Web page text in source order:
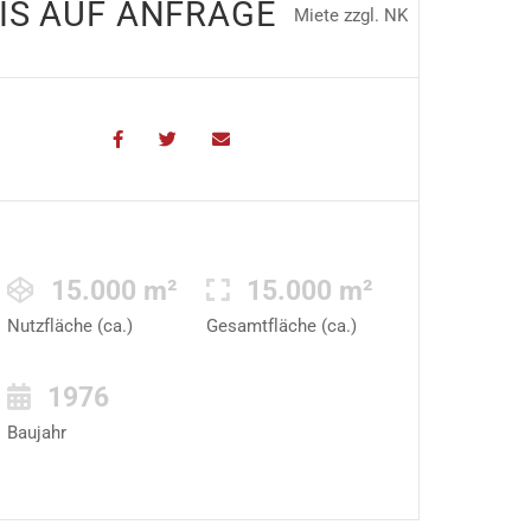
AUF ANFRAGE Miete zzgl. NK
15.000 m²
Nutzfläche (ca.)
15.000 m²
Gesamtfläche (ca.)
1976
Baujahr